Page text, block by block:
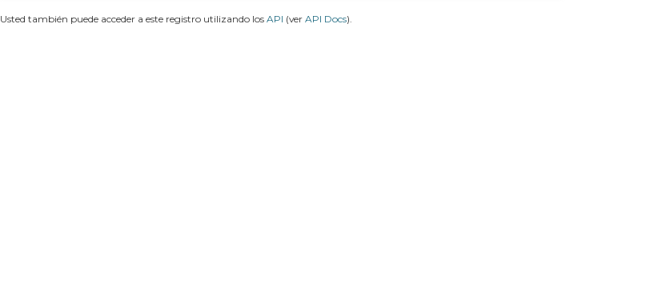
Usted también puede acceder a este registro utilizando los API (ver API Docs).